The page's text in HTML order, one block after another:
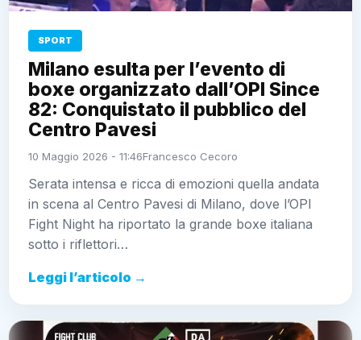
SPORT
Milano esulta per l’evento di
boxe organizzato dall’OPI Since
82: Conquistato il pubblico del
Centro Pavesi
10 Maggio 2026 - 11:46Francesco Cecoro
Serata intensa e ricca di emozioni quella andata
in scena al Centro Pavesi di Milano, dove l’OPI
Fight Night ha riportato la grande boxe italiana
sotto i riflettori…
Leggi l’articolo →